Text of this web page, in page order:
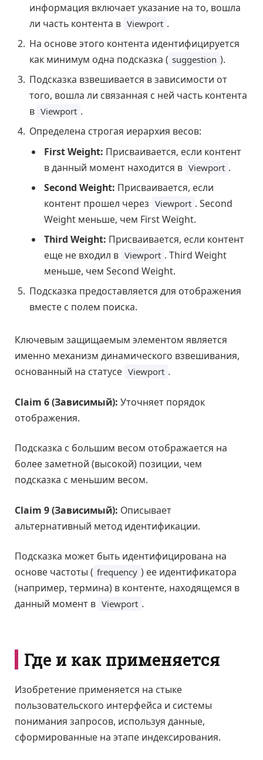
информация включает указание на то, вошла
ли часть контента в Viewport .
На основе этого контента идентифицируется
как минимум одна подсказка ( suggestion ).
Подсказка взвешивается в зависимости от
того, вошла ли связанная с ней часть контента
в Viewport .
Определена строгая иерархия весов:
First Weight: Присваивается, если контент
в данный момент находится в Viewport .
Second Weight: Присваивается, если
контент прошел через Viewport . Second
Weight меньше, чем First Weight.
Third Weight: Присваивается, если контент
еще не входил в Viewport . Third Weight
меньше, чем Second Weight.
Подсказка предоставляется для отображения
вместе с полем поиска.
Ключевым защищаемым элементом является
именно механизм динамического взвешивания,
основанный на статусе Viewport .
Claim 6 (Зависимый): Уточняет порядок
отображения.
Подсказка с большим весом отображается на
более заметной (высокой) позиции, чем
подсказка с меньшим весом.
Claim 9 (Зависимый): Описывает
альтернативный метод идентификации.
Подсказка может быть идентифицирована на
основе частоты ( frequency ) ее идентификатора
(например, термина) в контенте, находящемся в
данный момент в Viewport .
Где и как применяется
Изобретение применяется на стыке
пользовательского интерфейса и системы
понимания запросов, используя данные,
сформированные на этапе индексирования.